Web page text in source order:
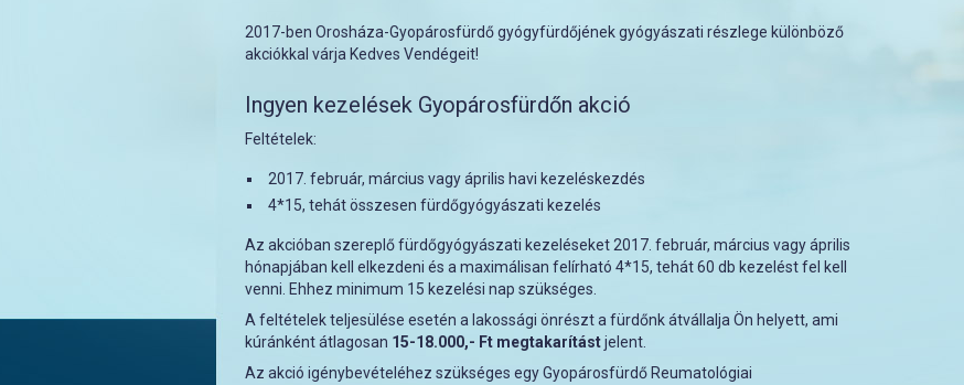
2017-ben Orosháza-Gyopárosfürdő gyógyfürdőjének gyógyászati részlege különböző
akciókkal várja Kedves Vendégeit!
Ingyen kezelések Gyopárosfürdőn akció
Feltételek:
2017. február, március vagy április havi kezeléskezdés
4*15, tehát összesen fürdőgyógyászati kezelés
Az akcióban szereplő fürdőgyógyászati kezeléseket 2017. február, március vagy április
hónapjában kell elkezdeni és a maximálisan felírható 4*15, tehát 60 db kezelést fel kell
venni. Ehhez minimum 15 kezelési nap szükséges.
A feltételek teljesülése esetén a lakossági önrészt a fürdőnk átvállalja Ön helyett, ami
kúránként átlagosan 15-18.000,- Ft megtakarítástjelent.
Az akció igénybevételéhez szükséges egy Gyopárosfürdő Reumatológiai